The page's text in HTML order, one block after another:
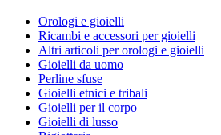
Orologi e gioielli
Ricambi e accessori per gioielli
Altri articoli per orologi e gioielli
Gioielli da uomo
Perline sfuse
Gioielli etnici e tribali
Gioielli per il corpo
Gioielli di lusso